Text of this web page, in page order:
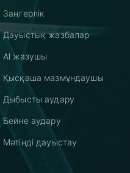
Заңгерлік
Дауыстық жазбалар
AI жазушы
Қысқаша мазмұндаушы
Дыбысты аудару
Бейне аудару
Мәтінді дауыстау